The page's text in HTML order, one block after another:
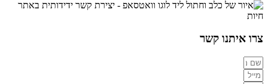
צרו איתנו קשר